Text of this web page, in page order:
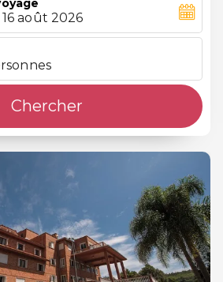
16 août 2026
Chercher